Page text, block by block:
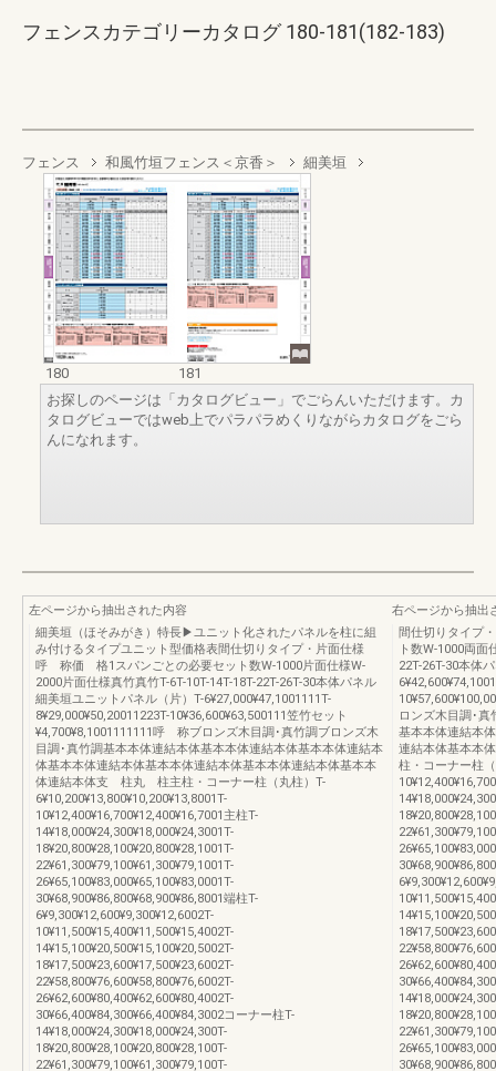
フェンスカテゴリーカタログ 180-181(182-183)
フェンス 和風竹垣フェンス＜京香＞ 細美垣
180
181
お探しのページは「カタログビュー」でごらんいただけます。カ
タログビューではweb上でパラパラめくりながらカタログをごら
んになれます。
左ページから抽出された内容
細美垣（ほそみがき）特長▶ユニット化されたパネルを柱に組
み付けるタイプユニット型価格表間仕切りタイプ・片面仕様
呼 称価 格1スパンごとの必要セット数W-1000片面仕様W-
2000片面仕様真竹真竹T-6T-10T-14T-18T-22T-26T-30本体パネル
細美垣ユニットパネル（片）T-6¥27,000¥47,1001111T-
8¥29,000¥50,20011223T-10¥36,600¥63,500111笠竹セット
¥4,700¥8,1001111111呼 称ブロンズ木目調･真竹調ブロンズ木
目調･真竹調基本本体連結本体基本本体連結本体基本本体連結本
体基本本体連結本体基本本体連結本体基本本体連結本体基本本
体連結本体支 柱丸 柱主柱・コーナー柱（丸柱）T-
6¥10,200¥13,800¥10,200¥13,8001T-
10¥12,400¥16,700¥12,400¥16,7001主柱T-
14¥18,000¥24,300¥18,000¥24,3001T-
18¥20,800¥28,100¥20,800¥28,1001T-
22¥61,300¥79,100¥61,300¥79,1001T-
26¥65,100¥83,000¥65,100¥83,0001T-
30¥68,900¥86,800¥68,900¥86,8001端柱T-
6¥9,300¥12,600¥9,300¥12,6002T-
10¥11,500¥15,400¥11,500¥15,4002T-
14¥15,100¥20,500¥15,100¥20,5002T-
18¥17,500¥23,600¥17,500¥23,6002T-
22¥58,800¥76,600¥58,800¥76,6002T-
26¥62,600¥80,400¥62,600¥80,4002T-
30¥66,400¥84,300¥66,400¥84,3002コーナー柱T-
14¥18,000¥24,300¥18,000¥24,300T-
18¥20,800¥28,100¥20,800¥28,100T-
22¥61,300¥79,100¥61,300¥79,100T-
右ページから抽出
間仕切りタイプ
ト数W-1000両面
22T-26T-30本体
ロンズ木目調･
基本本体連結本
連結本体基本本
柱・コーナー柱